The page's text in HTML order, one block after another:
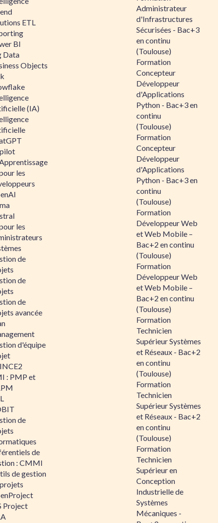
ETL
BI
Data
Objects
(IA)
les
les
de
de
de
avancée
d'équipe
: PMP et
de
de
: CMMI
de gestion
Project
Administrateur
d'Infrastructures
Sécurisées - Bac+3
en continu
(Toulouse)
Formation
Concepteur
Développeur
d'Applications
Python - Bac+3 en
continu
(Toulouse)
Formation
Concepteur
Développeur
d'Applications
Python - Bac+3 en
continu
(Toulouse)
Formation
Développeur Web
et Web Mobile –
Bac+2 en continu
(Toulouse)
Formation
Développeur Web
et Web Mobile –
Bac+2 en continu
(Toulouse)
Formation
Technicien
Supérieur Systèmes
et Réseaux - Bac+2
en continu
(Toulouse)
Formation
Technicien
Supérieur Systèmes
et Réseaux - Bac+2
en continu
(Toulouse)
Formation
Technicien
Supérieur en
Conception
Industrielle de
Systèmes
Mécaniques -